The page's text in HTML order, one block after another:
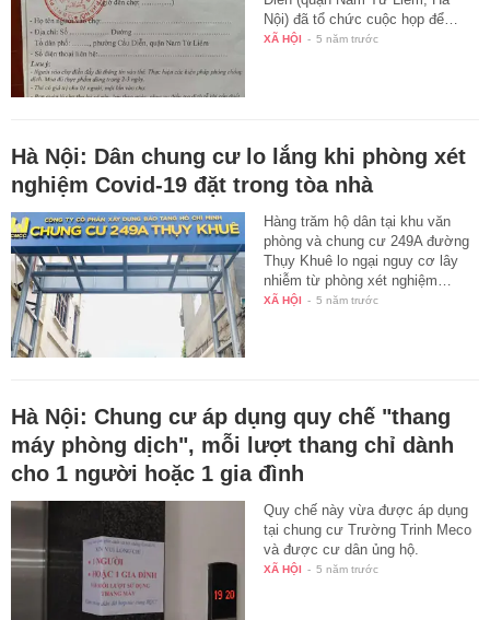
Nội) đã tổ chức cuộc họp để…
XÃ HỘI - 5 năm trước
Hà Nội: Dân chung cư lo lắng khi phòng xét
nghiệm Covid-19 đặt trong tòa nhà
Hàng trăm hộ dân tại khu văn
phòng và chung cư 249A đường
Thụy Khuê lo ngại nguy cơ lây
nhiễm từ phòng xét nghiệm…
XÃ HỘI - 5 năm trước
Hà Nội: Chung cư áp dụng quy chế "thang
máy phòng dịch", mỗi lượt thang chỉ dành
cho 1 người hoặc 1 gia đình
Quy chế này vừa được áp dụng
tại chung cư Trường Trinh Meco
và được cư dân ủng hộ.
XÃ HỘI - 5 năm trước